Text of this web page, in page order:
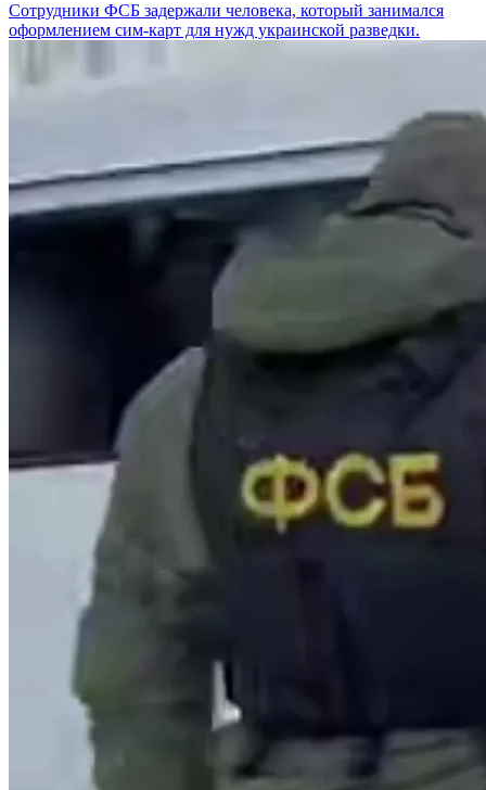
Сотрудники ФСБ задержали человека, который занимался
оформлением сим-карт для нужд украинской разведки.